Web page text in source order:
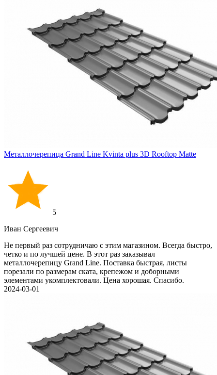
Металлочерепица Grand Line Kvinta plus 3D Rooftop Matte
5
Иван Cергеевич
Не первый раз сотрудничаю с этим магазином. Всегда быстро,
четко и по лучшей цене. В этот раз заказывал
металлочерепицу Grand Line. Поставка быстрая, листы
порезали по размерам ската, крепежом и доборными
элементами укомплектовали. Цена хорошая. Спасибо.
2024-03-01